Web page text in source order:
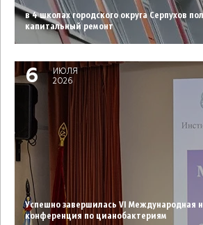
в 4 школах городского округа Серпухов
капитальный ремонт
6
ИЮЛЯ
2026
Успешно завершилась VI Международная
конференция по цианобактериям